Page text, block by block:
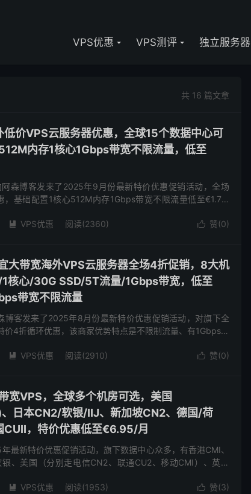
VPS优惠 VPS测评 独立服务器
共 16 篇文章
价VPS云服务器优惠，全球15个数据中心可
内存1核心1Gbps带宽不限流量，低至
森博客发来了2025年9月份最新特价优惠促销活动，全场
，基础配置1核心512M内存1Gbps带宽不限流量低至€1.74/
 赞(0)
 VPS优惠 阅读(2360)
大带宽海外VPS云服务器全场4折促销，8大机
核心/30G SSD/5T流量/1Gbps带宽，低至
带宽不限流量
博客发来了2025年8月份最新特价优惠促销活动，对旗下全
价4折循环优惠，该商家优势特点是不限制流量、有1Gbps带
 赞(0)
 VPS优惠 阅读(2910)
宽VPS，全球多个机房可选，美国
日本CN2/软银/IIJ、新加坡CN2、德国/荷
，特价优惠低至€6.95/月
最新特价优惠促销活动，旗下数据中心众多，有香港CMI、
、美国（分别走电信CN2、联通CU2、移动CMI）、英国
 赞(3)
 VPS优惠 阅读(1953)